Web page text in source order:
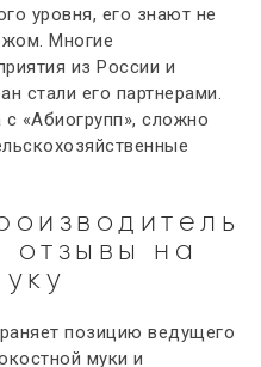
уровня, его знают не
Многие
из России и
стали его партнерами.
«Абиогрупп», сложно
отзывы на
позицию ведущего
муки и